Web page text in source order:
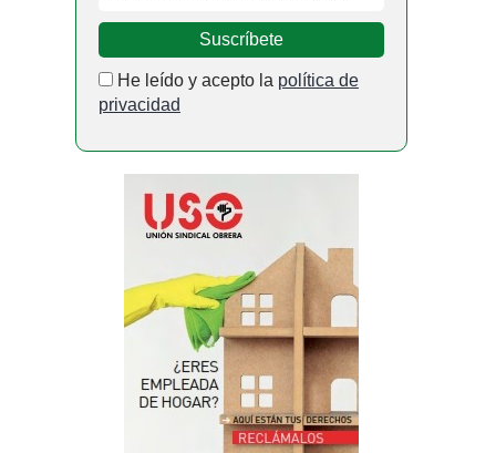
He leído y acepto la política de
privacidad